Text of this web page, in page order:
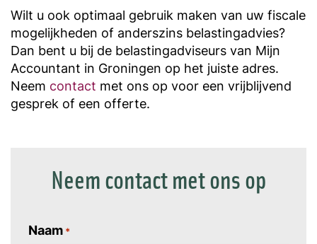
Wilt u ook optimaal gebruik maken van uw fiscale
mogelijkheden of anderszins belastingadvies?
Dan bent u bij de belastingadviseurs van Mijn
Accountant in Groningen op het juiste adres.
Neem contact met ons op voor een vrijblijvend
gesprek of een offerte.
Neem contact met ons op
Naam *